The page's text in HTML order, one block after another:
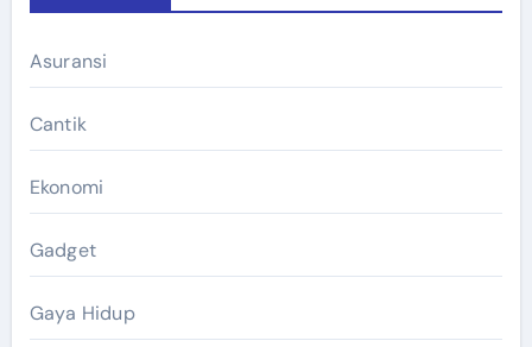
Asuransi
Cantik
Ekonomi
Gadget
Gaya Hidup